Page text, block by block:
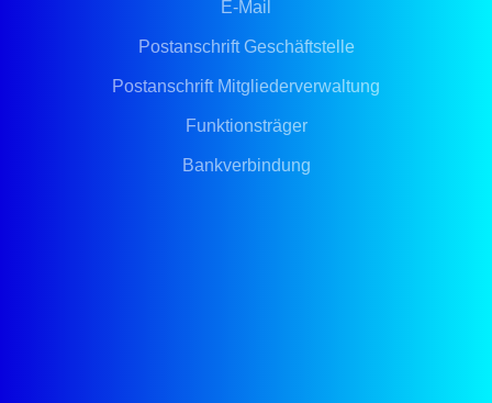
E-Mail
Postanschrift Geschäftstelle
Postanschrift Mitgliederverwaltung
Funktionsträger
Bankverbindung